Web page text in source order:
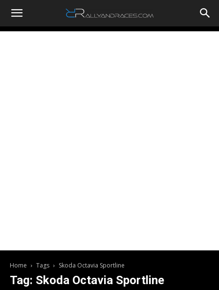
RallyandRaces.com
Home Tags Skoda Octavia Sportline
Tag: Skoda Octavia Sportline